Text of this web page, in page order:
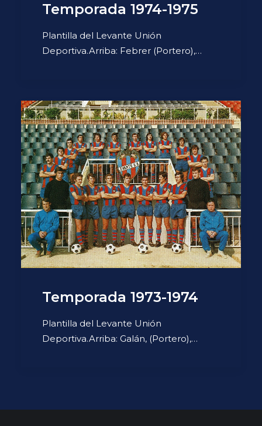
Temporada 1974-1975
Plantilla del Levante Unión
Deportiva.Arriba: Febrer (Portero),…
Temporada 1973-1974
Plantilla del Levante Unión
Deportiva.Arriba: Galán, (Portero),…